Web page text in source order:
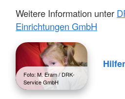
Weitere Information unter
Einrichtungen GmbH
Foto: M. Eram / DRK-
Service GmbH